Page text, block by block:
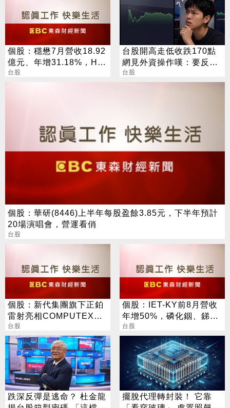
個股：穩懋7月營收18.92
億元、年增31.18%，H2
旺季到來，雙成長引擎啟
台股
台股開高走低收跌170點
網見外資操作嘆：要反轉
了嗎？
台股
個股：華研(8446)上半年每股盈餘3.85元，下半年預計
20場演唱會，營運看俏
台股
個股：新代集團旗下正鉑
雷射亮相COMPUTEX，
揭AI伺服器「智動化」一
站式解方
台股
個股：IET-KY前8月營收
年增50%，磷化銦、銻化
鎵雙引擎啟動，H2營運成
長可期
台股
跌深反彈是逃命？ 杜金龍
擺脫代理轉封裝！ 它靠